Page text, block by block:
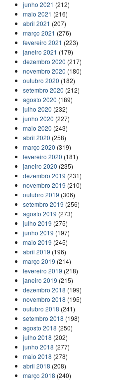
junho 2021 (212)
maio 2021 (216)
abril 2021 (207)
março 2021 (276)
fevereiro 2021 (223)
janeiro 2021 (179)
dezembro 2020 (217)
novembro 2020 (180)
outubro 2020 (182)
setembro 2020 (212)
agosto 2020 (189)
julho 2020 (232)
junho 2020 (227)
maio 2020 (243)
abril 2020 (258)
março 2020 (319)
fevereiro 2020 (181)
janeiro 2020 (235)
dezembro 2019 (231)
novembro 2019 (210)
outubro 2019 (306)
setembro 2019 (256)
agosto 2019 (273)
julho 2019 (275)
junho 2019 (197)
maio 2019 (245)
abril 2019 (196)
março 2019 (214)
fevereiro 2019 (218)
janeiro 2019 (215)
dezembro 2018 (199)
novembro 2018 (195)
outubro 2018 (241)
setembro 2018 (198)
agosto 2018 (250)
julho 2018 (202)
junho 2018 (277)
maio 2018 (278)
abril 2018 (208)
março 2018 (240)